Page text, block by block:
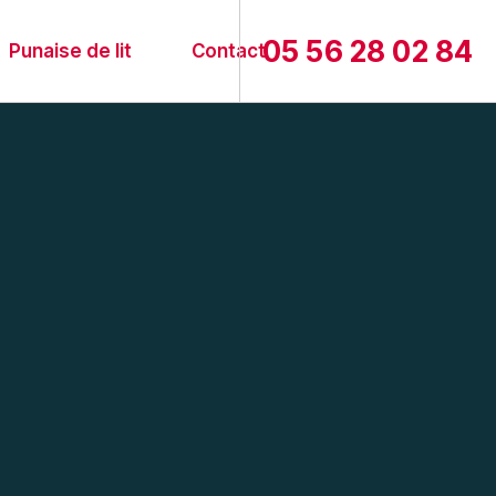
Punaise de lit Contact05 56 28 02 84